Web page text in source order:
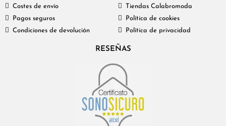
Costes de envío
Pagos seguros
Condiciones de devolución
Tiendas Calabromoda
Política de cookies
Política de privacidad
RESEÑAS